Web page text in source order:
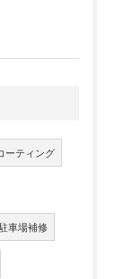
ーティング
車場補修